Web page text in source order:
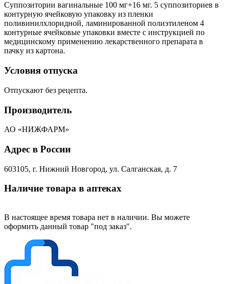
Суппозитории вагинальные 100 мг+16 мг. 5 суппозиториев в
контурную ячейковую упаковку из пленки
поливинилхлоридной, ламинированной полиэтиленом 4
контурные ячейковые упаковки вместе с инструкцией по
медицинскому применению лекарственного препарата в
пачку из картона.
Условия отпуска
Отпускают без рецепта.
Производитель
АО «НИЖФАРМ»
Адрес в России
603105, г. Нижний Новгород, ул. Салганская, д. 7
Наличие товара в аптеках
В настоящее время товара нет в наличии. Вы можете
оформить данный товар "под заказ".